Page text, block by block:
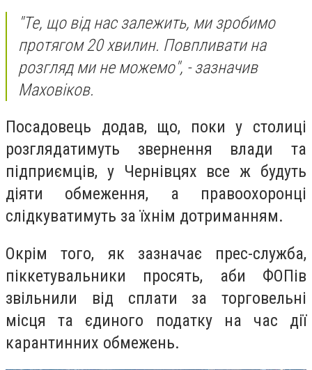
"Те, що від нас залежить, ми зробимо
протягом 20 хвилин. Повпливати на
розгляд ми не можемо", - зазначив
Маховіков.
Посадовець додав, що, поки у столиці
розглядатимуть звернення влади та
підприємців, у Чернівцях все ж будуть
діяти обмеження, а правоохоронці
слідкуватимуть за їхнім дотриманням.
Окрім того, як зазначає прес-служба,
піккетувальники просять, аби ФОПів
звільнили від сплати за торговельні
місця та єдиного податку на час дії
карантинних обмежень.